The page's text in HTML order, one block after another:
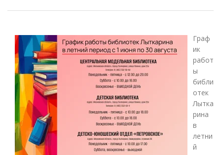
Граф
ик
работ
ы
библи
отек
Лытка
рина
в
летни
й